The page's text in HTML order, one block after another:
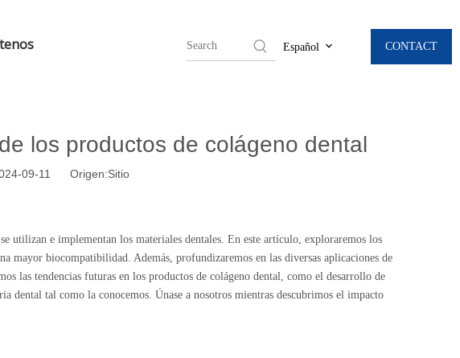
Español CONTACT
los productos de colágeno dental
09-11 Origen:Sitio
utilizan e implementan los materiales dentales. En este artículo, exploraremos los
mayor biocompatibilidad. Además, profundizaremos en las diversas aplicaciones de
las tendencias futuras en los productos de colágeno dental, como el desarrollo de
dental tal como la conocemos. Únase a nosotros mientras descubrimos el impacto